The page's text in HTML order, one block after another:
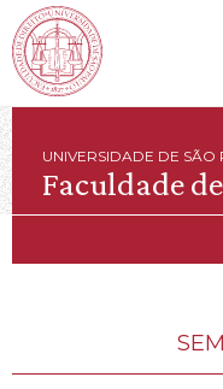
UNIVERSIDADE DE SÃO
Faculdade